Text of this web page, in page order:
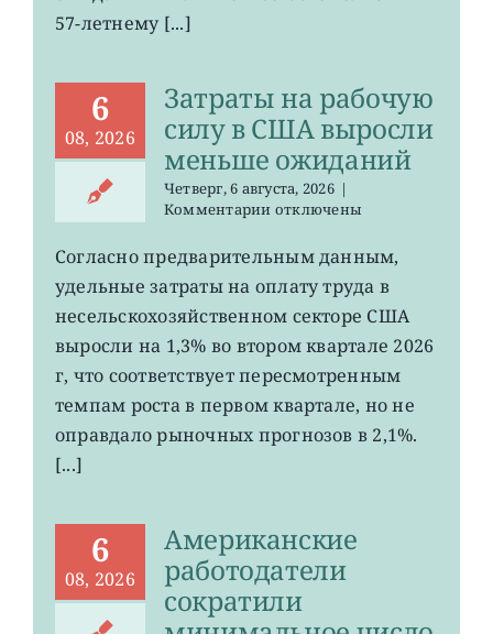
остается
лет
57-летнему [...]
6
08, 2026
Затраты на рабочую
силу в США выросли
меньше ожиданий
Четверг, 6 августа, 2026 |
Комментариик
Затраты
рабочую
силу
США
выросли
ожиданий
отключены
Согласно предварительным данным,
удельные затраты на оплату труда в
несельскохозяйственном секторе США
выросли на 1,3% во втором квартале 2026
г, что соответствует пересмотренным
темпам роста в первом квартале, но не
оправдало рыночных прогнозов в 2,1%.
[...]
6
08, 2026
Американские
работодатели
сократили